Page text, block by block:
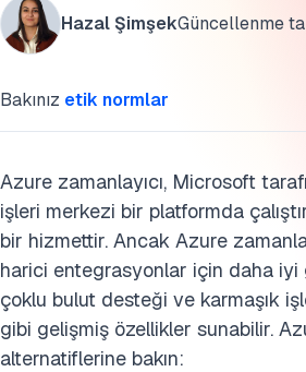
Bize Ulaşın
Hazal ŞimşekGüncellenme
Bakınız etik normlar
Azure zamanlayıcı, Microsoft
işleri merkezi bir platformda
bir hizmettir. Ancak Azure
harici entegrasyonlar için daha iyi
çoklu bulut desteği ve karmaşık
gibi gelişmiş özellikler sunabilir.
alternatiflerine bakın:
Bu araştırmayı kaynak gösterin